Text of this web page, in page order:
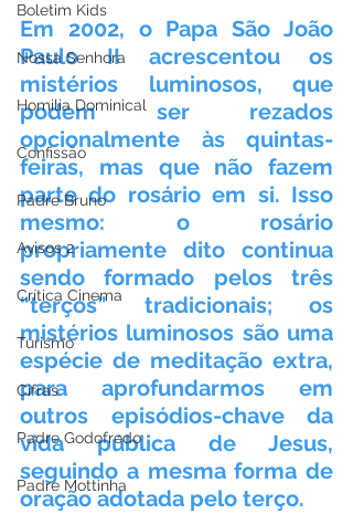
Boletim Kids
Nossa Senhora
Homilia Dominical
Confissão
Padre Bruno
Avisos 2
Crítica Cinema
Turismo
Cifras
Padre Godofredo
Padre Mottinha
Em 2002, o Papa São João
Paulo II acrescentou os
mistérios luminosos, que
podem ser rezados
opcionalmente às quintas-
feiras, mas que não fazem
parte do rosário em si. Isso
mesmo: o rosário
propriamente dito continua
sendo formado pelos três
“terços” tradicionais; os
mistérios luminosos são uma
espécie de meditação extra,
para aprofundarmos em
outros episódios-chave da
vida pública de Jesus,
seguindo a mesma forma de
oração adotada pelo terço.